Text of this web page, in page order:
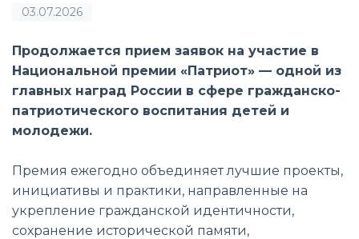
03.07.2026
Продолжается прием заявок на участие в
Национальной премии «Патриот» — одной из
главных наград России в сфере гражданско-
патриотического воспитания детей и
молодежи.
Премия ежегодно объединяет лучшие проекты,
инициативы и практики, направленные на
укрепление гражданской идентичности,
сохранение исторической памяти,